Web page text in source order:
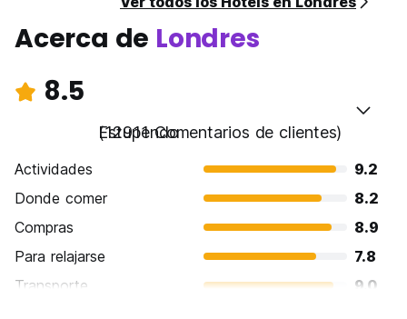
Acerca de Londres
8.5
Estupendo
(12911 Comentarios de clientes)
Actividades
9.2
Donde comer
8.2
Compras
8.9
Para relajarse
7.8
Transporte
9.0